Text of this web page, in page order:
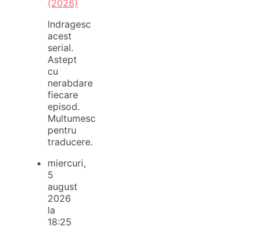
(2026)
Indragesc
acest
serial.
Astept
cu
nerabdare
fiecare
episod.
Multumesc
pentru
traducere.
miercuri,
5
august
2026
la
18:25